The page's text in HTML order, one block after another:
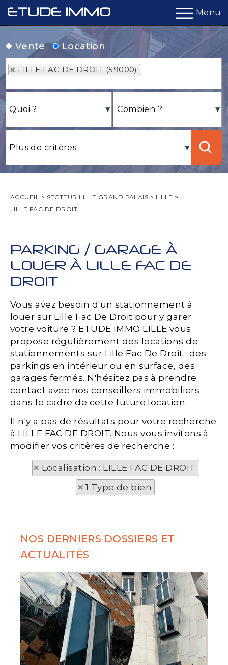
Menu
Vente Location
LILLE FAC DE DROIT (59000)
ACCUEIL > SECTEUR LILLE GRAND PALAIS > LILLE >
LILLE FAC DE DROIT
PARKING / GARAGE À
LOUER À LILLE FAC DE
DROIT
Vous avez besoin d'un stationnement à
louer sur Lille Fac De Droit pour y garer
votre voiture ? ETUDE IMMO LILLE vous
propose régulièrement des locations de
stationnements sur Lille Fac De Droit : des
parkings en intérieur ou en surface, des
garages fermés. N'hésitez pas à prendre
contact avec nos conseillers immobiliers
dans le cadre de cette future location.
Il n'y a pas de résultats pour votre recherche
à LILLE FAC DE DROIT. Nous vous invitons à
modifier vos critères de recherche :
Localisation : LILLE FAC DE DROIT
1 Type de bien
NOS DERNIERS DOSSIERS ET
ACTUALITÉS